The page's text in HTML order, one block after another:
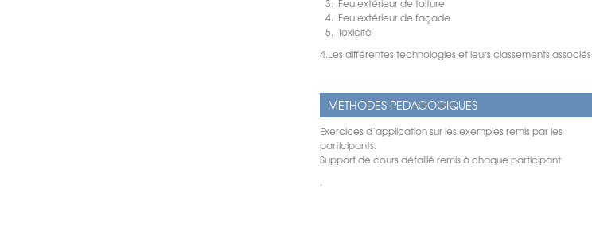
Feu extérieur de façade
Toxicité
4.Les différentes technologies et leurs classements associés
METHODES PEDAGOGIQUES
Exercices d’application sur les exemples remis par les
participants.
Support de cours détaillé remis à chaque participant
.